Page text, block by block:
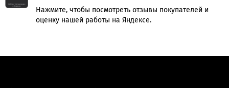
Нажмите, чтобы посмотреть отзывы покупателей и
оценку нашей работы на Яндексе.